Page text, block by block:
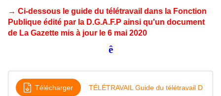
→ Ci-dessous le guide du télétravail dans la Fonction
Publique édité par la D.G.A.F.P ainsi qu'un document
de La Gazette mis à jour le 6 mai 2020
ê
Télécharger TÉLÉTRAVAIL Guide du télétravail D